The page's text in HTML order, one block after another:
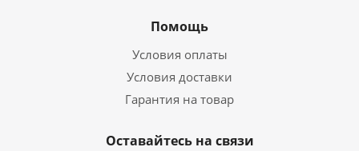
Помощь
Условия оплаты
Условия доставки
Гарантия на товар
Оставайтесь на связи